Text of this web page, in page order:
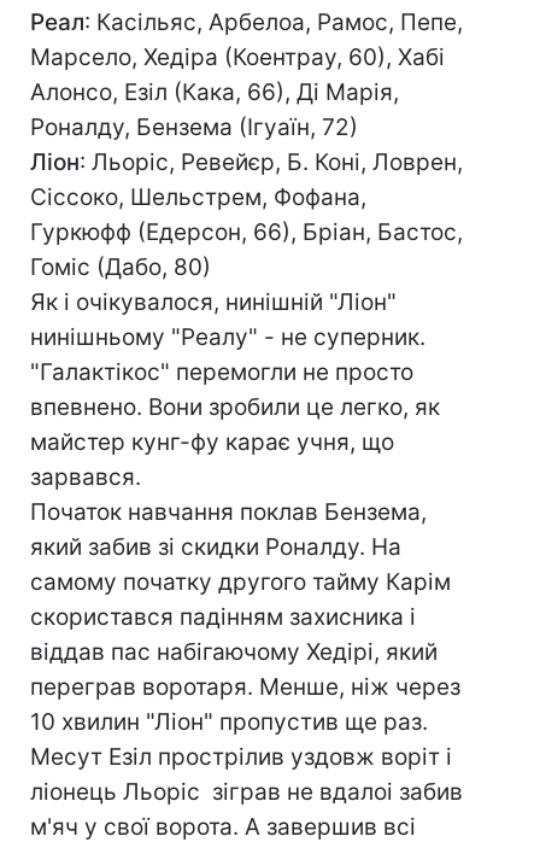
Реал: Касільяс, Арбелоа, Рамос, Пепе,
Марсело, Хедіра (Коентрау, 60), Хабі
Алонсо, Езіл (Кака, 66), Ді Марія,
Роналду, Бензема (Ігуаїн, 72)
Ліон: Льоріс, Ревейєр, Б. Коні, Ловрен,
Сіссоко, Шельстрем, Фофана,
Гуркюфф (Едерсон, 66), Бріан, Бастос,
Гоміс (Дабо, 80)
Як і очікувалося, нинішній "Ліон"
нинішньому "Реалу" - не суперник.
"Галактікос" перемогли не просто
впевнено. Вони зробили це легко, як
майстер кунг-фу карає учня, що
зарвався.
Початок навчання поклав Бензема,
який забив зі скидки Роналду. На
самому початку другого тайму Карім
скористався падінням захисника і
віддав пас набігаючому Хедірі, який
переграв воротаря. Менше, ніж через
10 хвилин "Ліон" пропустив ще раз.
Месут Езіл прострілив уздовж воріт і
ліонець Льоріс зіграв не вдалоі забив
м'яч у свої ворота. А завершив всі